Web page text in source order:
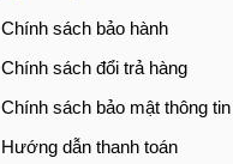
Chính sách bảo hành
Chính sách đổi trả hàng
Chính sách bảo mật thông tin
Hướng dẫn thanh toán